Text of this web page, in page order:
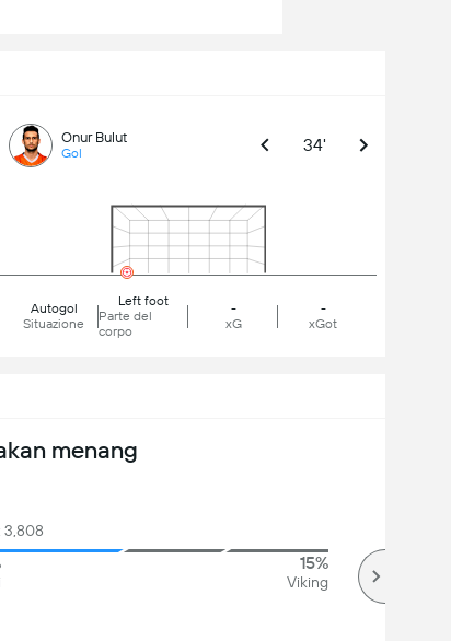
Onur Bulut
Gol 34'
Autogol
Situazione
Left foot
Parte del
corpo
-
xG
-
xGot
menang
3,808
15%
Viking